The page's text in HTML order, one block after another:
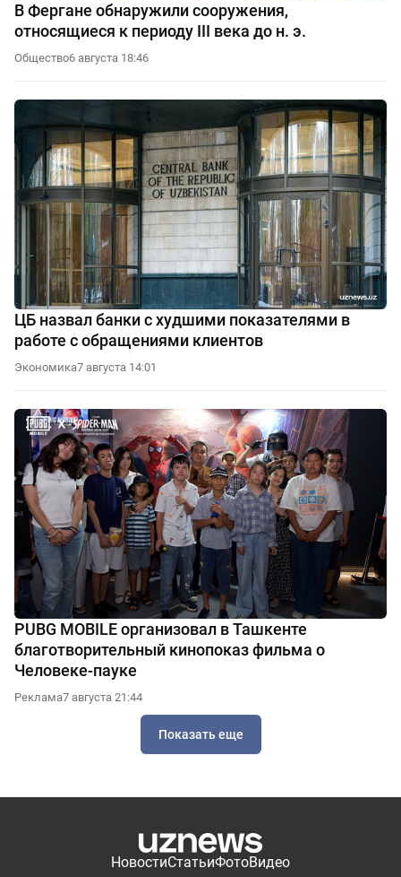
В Фергане обнаружили сооружения,
относящиеся к периоду III века до н. э.
Общество6 августа 18:46
ЦБ назвал банки с худшими показателями в
работе с обращениями клиентов
Экономика7 августа 14:01
PUBG MOBILE организовал в Ташкенте
благотворительный кинопоказ фильма о
Человеке-пауке
Реклама7 августа 21:44
Показать еще
НовостиСтатьиФотоВидео